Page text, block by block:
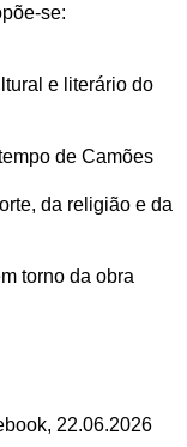
se:
e literário do
de Camões
da religião e da
torno da obra
22.06.2026